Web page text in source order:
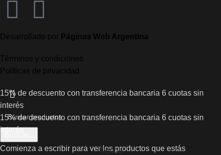
Desarrollado por Páginas Web Argentina
Términos y condiciones
Políticas de privacidad
Comienza a escribir para ver los productos que estás
15% de descuento con transferencia bancaria 6 cuotas sin
interés
15% de descuento con transferencia bancaria 6 cuotas sin
interés
Tienda